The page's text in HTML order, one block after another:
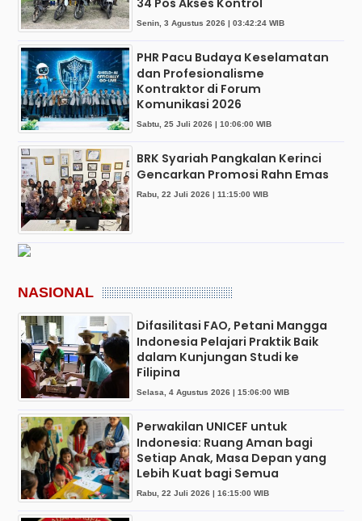
Senin, 3 Agustus 2026 | 03:42:24 WIB
PHR Pacu Budaya Keselamatan
dan Profesionalisme
Kontraktor di Forum
Komunikasi 2026
Sabtu, 25 Juli 2026 | 10:06:00 WIB
BRK Syariah Pangkalan Kerinci
Gencarkan Promosi Rahn Emas
Rabu, 22 Juli 2026 | 11:15:00 WIB
NASIONAL
Difasilitasi FAO, Petani Mangga
Indonesia Pelajari Praktik Baik
dalam Kunjungan Studi ke
Filipina
Selasa, 4 Agustus 2026 | 15:06:00 WIB
Perwakilan UNICEF untuk
Indonesia: Ruang Aman bagi
Setiap Anak, Masa Depan yang
Lebih Kuat bagi Semua
Rabu, 22 Juli 2026 | 16:15:00 WIB